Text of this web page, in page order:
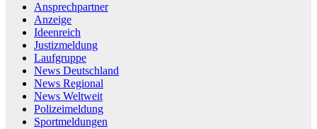
Ansprechpartner
Anzeige
Ideenreich
Justizmeldung
Laufgruppe
News Deutschland
News Regional
News Weltweit
Polizeimeldung
Sportmeldungen